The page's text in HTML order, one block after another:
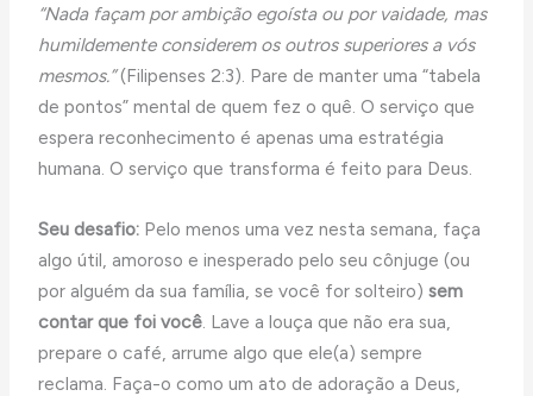
“Nada façam por ambição egoísta ou por vaidade, mas
humildemente considerem os outros superiores a vós
mesmos.”(Filipenses 2:3). Pare de manter uma “tabela
de pontos” mental de quem fez o quê. O serviço que
espera reconhecimento é apenas uma estratégia
humana. O serviço que transforma é feito para Deus.
Seu desafio: Pelo menos uma vez nesta semana, faça
algo útil, amoroso e inesperado pelo seu cônjuge (ou
por alguém da sua família, se você for solteiro)sem
contar que foi você . Lave a louça que não era sua,
prepare o café, arrume algo que ele(a) sempre
reclama. Faça-o como um ato de adoração a Deus,